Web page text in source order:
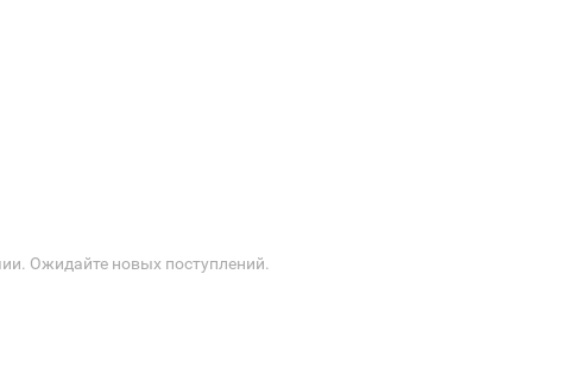
Ожидайте новых поступлений.